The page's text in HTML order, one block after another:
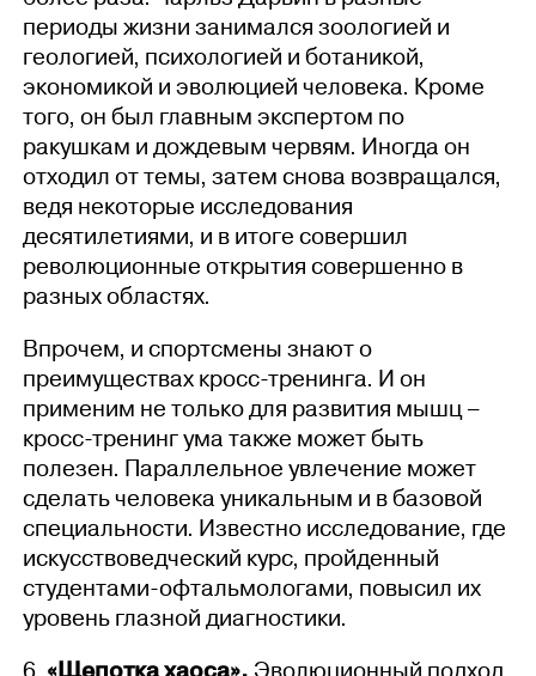
периоды жизни занимался зоологией и
геологией, психологией и ботаникой,
экономикой и эволюцией человека. Кроме
того, он был главным экспертом по
ракушкам и дождевым червям. Иногда он
отходил от темы, затем снова возвращался,
ведя некоторые исследования
десятилетиями, и в итоге совершил
революционные открытия совершенно в
разных областях.
Впрочем, и спортсмены знают о
преимуществах кросс-тренинга. И он
применим не только для развития мышц –
кросс-тренинг ума также может быть
полезен. Параллельное увлечение может
сделать человека уникальным и в базовой
специальности. Известно исследование, где
искусствоведческий курс, пройденный
студентами-офтальмологами, повысил их
уровень глазной диагностики.